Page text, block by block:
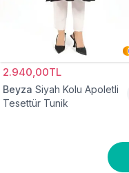
2.940,00TL
Beyza Siyah Kolu Apoletli
Tesettür Tunik